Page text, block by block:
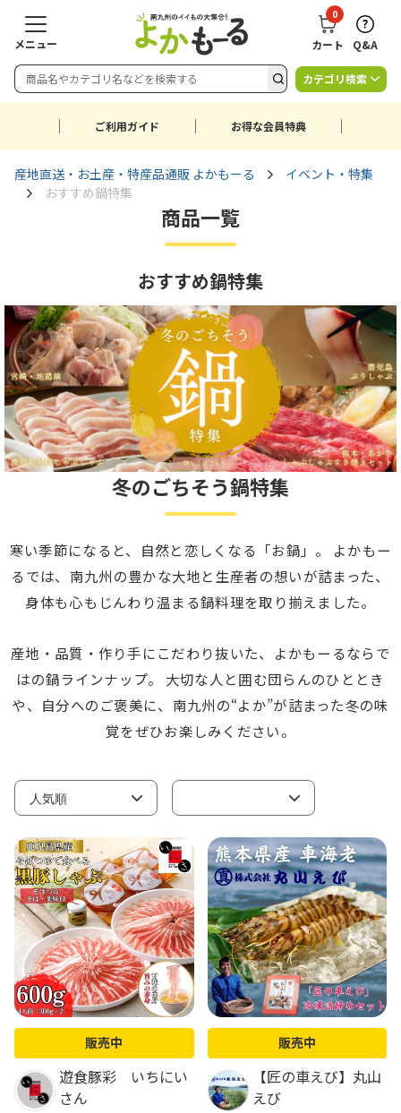
メニュー
0
カート Q&A
カテゴリ検索
ご利用ガイド お得な会員特典
産地直送・お土産・特産品通販 よかもーる
イベント・特集
おすすめ鍋特集
商品一覧
おすすめ鍋特集
冬のごちそう鍋特集
寒い季節になると、自然と恋しくなる「お鍋」。 よかもー
るでは、南九州の豊かな大地と生産者の想いが詰まった、
身体も心もじんわり温まる鍋料理を取り揃えました。
産地・品質・作り手にこだわり抜いた、よかもーるならで
はの鍋ラインナップ。 大切な人と囲む団らんのひととき
や、自分へのご褒美に、南九州の“よか”が詰まった冬の味
覚をぜひお楽しみください。
販売中
遊食豚彩 いちにい
さん
販売中
【匠の車えび】丸山
えび